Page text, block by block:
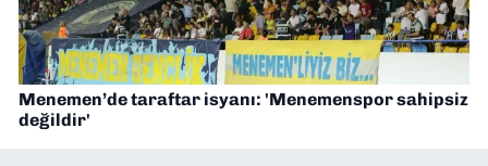
Menemen’de taraftar isyanı: 'Menemenspor sahipsiz
değildir'